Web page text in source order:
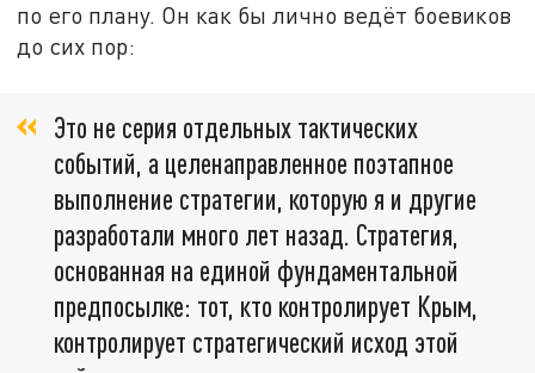
по его плану. Он как бы лично ведёт боевиков
до сих пор:
Это не серия отдельных тактических
событий, а целенаправленное поэтапное
выполнение стратегии, которую я и другие
разработали много лет назад. Стратегия,
основанная на единой фундаментальной
предпосылке: тот, кто контролирует Крым,
контролирует стратегический исход этой